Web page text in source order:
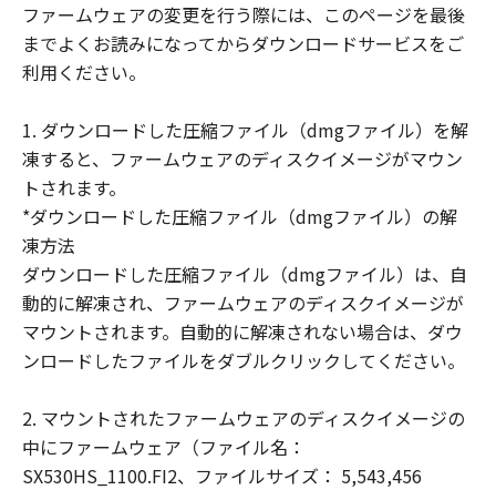
オンラインマニュアルまたは機種仕様が記
載されたウェブページに記載されたオープ
ンソースソフトウェアの使用条件がそれぞ
制限
(1) 「本契約」に明示的に定める場合を除
き、お客様は、「許諾ソフトウェア」を複
製、または第三者に再使用許諾、譲渡、販
売、頒布、賃貸、リースもしくは貸与する
ことはできません。
(2) お客様は、「許諾ソフトウェア」の全
部または一部を修正、改変、翻訳、翻案、
ースエンジニアリング等することはできま
せん。また第三者にこのような行為をさせ
てはなりません。
ファームウェアの変更を行う際には、このページを最後
までよくお読みになってからダウンロードサービスをご
利用ください。
1. ダウンロードした圧縮ファイル（dmgファイル）を解
凍すると、ファームウェアのディスクイメージがマウン
トされます。
*ダウンロードした圧縮ファイル（dmgファイル）の解
凍方法
ダウンロードした圧縮ファイル（dmgファイル）は、自
動的に解凍され、ファームウェアのディスクイメージが
マウントされます。自動的に解凍されない場合は、ダウ
ンロードしたファイルをダブルクリックしてください。
2. マウントされたファームウェアのディスクイメージの
中にファームウェア（ファイル名：
SX530HS_1100.FI2、ファイルサイズ： 5,543,456